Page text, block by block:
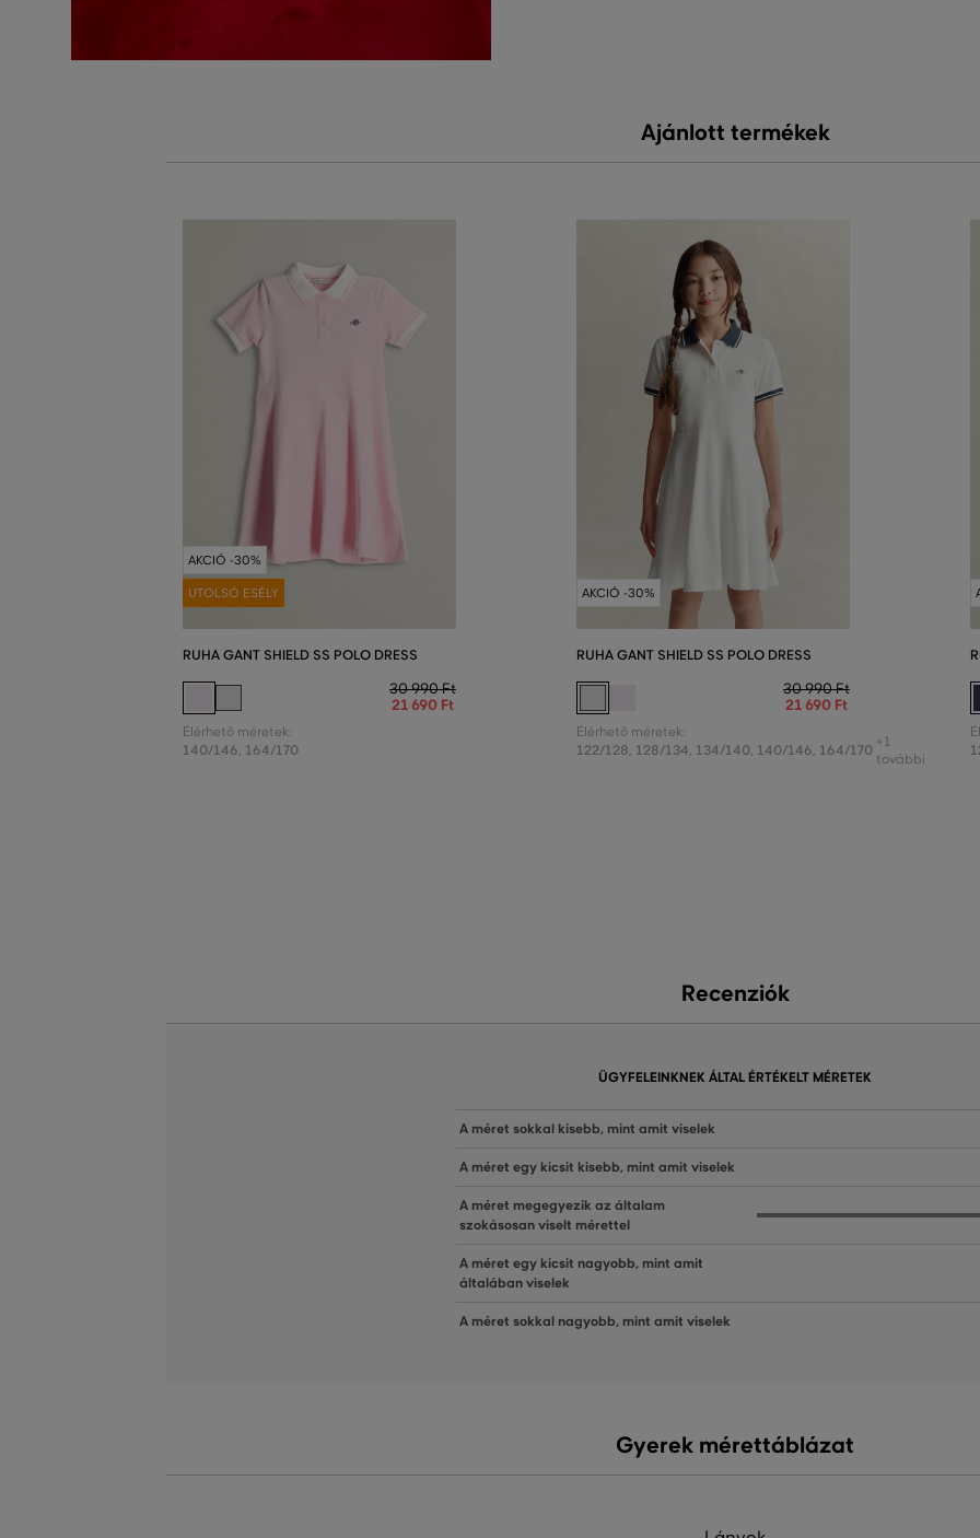
Ajánlott termékek
AKCIÓ -30%
UTOLSÓ ESÉLY
RUHA GANT SHIELD SS POLO DRESS
30 990 Ft
21 690 Ft
Elérhető méretek:
140/146, 164/170
AKCIÓ -30%
RUHA GANT SHIELD SS POLO DRESS
30 990 Ft
21 690 Ft
Elérhető méretek:
122/128, 128/134, 134/140, 140/146, 164/170 +1
további
Recenziók
ÜGYFELEINKNEK ÁLTAL ÉRTÉKELT MÉRETEK
A méret sokkal kisebb, mint amit viselek
A méret egy kicsit kisebb, mint amit viselek
A méret megegyezik az általam
szokásosan viselt mérettel
A méret egy kicsit nagyobb, mint amit
általában viselek
A méret sokkal nagyobb, mint amit viselek
Gyerek mérettáblázat